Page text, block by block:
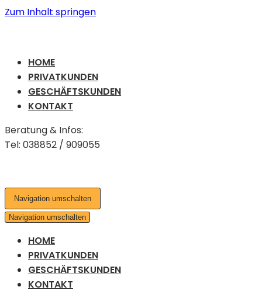
Zum Inhalt springen
HOME
PRIVATKUNDEN
GESCHÄFTSKUNDEN
KONTAKT
Beratung & Infos:
Tel: 038852 / 909055
Navigation umschalten
Navigation umschalten
HOME
PRIVATKUNDEN
GESCHÄFTSKUNDEN
KONTAKT